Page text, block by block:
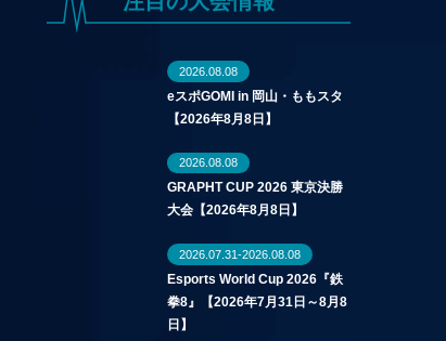
2026.08.08
eスポGOMI in 岡山・ももスタ
【2026年8月8日】
2026.08.08
GRAPHT CUP 2026 東京決勝
大会【2026年8月8日】
2026.07.31-2026.08.08
Esports World Cup 2026『鉄
拳8』【2026年7月31日～8月8
日】